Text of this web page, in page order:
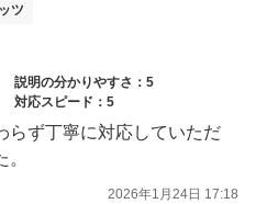
ツ
説明の分かりやすさ：5
対応スピード：5
らず丁寧に対応していただ
2026年1月24日 17:18